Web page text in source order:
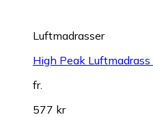
Luftmadrasser
High Peak
fr.
577 kr